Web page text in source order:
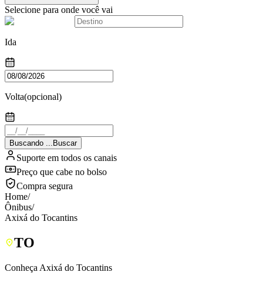
Selecione para onde você vai
Ida
Volta(opcional)
Buscando ... Buscar
Suporte em todos os canais
Preço que cabe no bolso
Compra segura
Home/
Ônibus/
Axixá do Tocantins
TO
Conheça Axixá do Tocantins